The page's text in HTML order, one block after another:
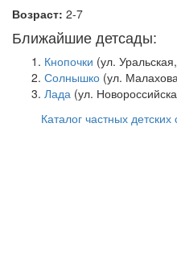
Возраст: 2-7
Ближайшие детсады:
Кнопочки (ул.
Солнышко (ул.
Лада (ул.
Каталог частных